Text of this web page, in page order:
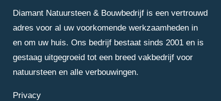
Diamant Natuursteen & Bouwbedrijf is een vertrouwd
adres voor al uw voorkomende werkzaamheden in
en om uw huis. Ons bedrijf bestaat sinds 2001 en is
gestaag uitgegroeid tot een breed vakbedrijf voor
natuursteen en alle verbouwingen.
Privacy